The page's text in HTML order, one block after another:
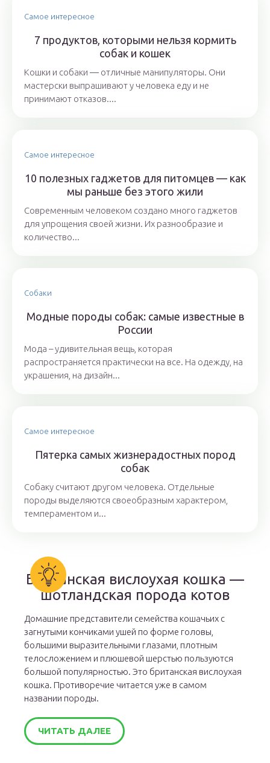
Самое интересное
7 продуктов, которыми нельзя кормить
собак и кошек
Кошки и собаки ― отличные манипуляторы. Они
мастерски выпрашивают у человека еду и не
принимают отказов....
Самое интересное
10 полезных гаджетов для питомцев — как
мы раньше без этого жили
Современным человеком создано много гаджетов
для упрощения своей жизни. Их разнообразие и
количество...
Собаки
Модные породы собак: самые известные в
России
Мода – удивительная вещь, которая
распространяется практически на все. На одежду, на
украшения, на дизайн...
Самое интересное
Пятерка самых жизнерадостных пород
собак
Собаку считают другом человека. Отдельные
породы выделяются своеобразным характером,
темпераментом и...
Британская вислоухая кошка —
шотландская порода котов
Домашние представители семейства кошачьих с
загнутыми кончиками ушей по форме головы,
большими выразительными глазами, плотным
телосложением и плюшевой шерстью пользуются
большой популярностью. Это британская вислоухая
кошка. Противоречие читается уже в самом
названии породы.
ЧИТАТЬ ДАЛЕЕ